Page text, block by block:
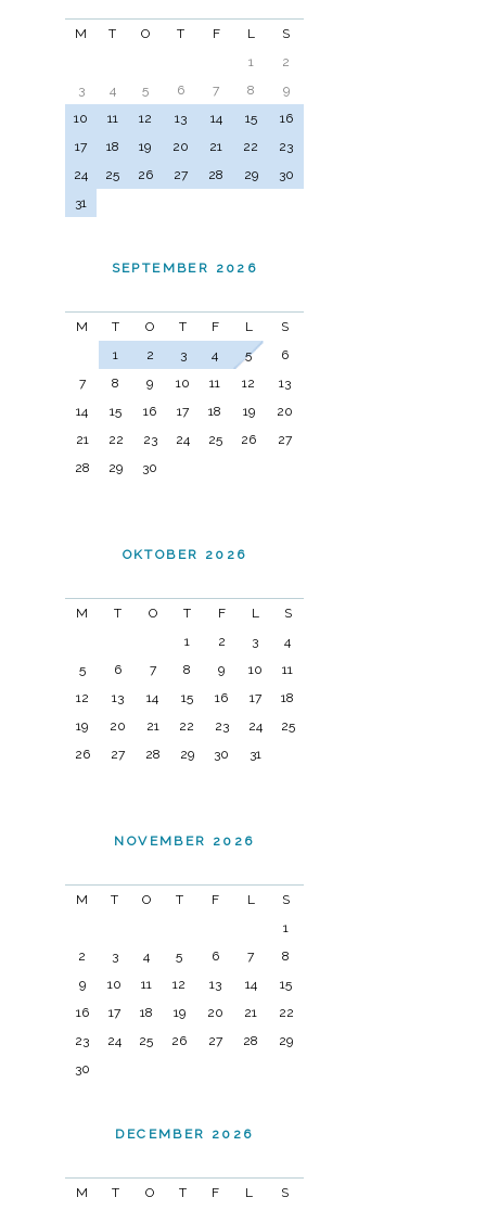
M T O T F L
S
1
2
3
4 5 6 7 8
9
10
11 12 13 14 15
16
17
18 19 20 21 22
23
24
25 26 27 28 29
30
31
SEPTEMBER 2026
M T O T F L
S
1
2 3 4 5
6
7
8 9 10 11 12
13
14
15 16 17 18 19
20
21
22 23 24 25 26
27
28
29 30
OKTOBER 2026
M T O T F L
S
1
2 3
4
5
6 7 8 9 10
11
12
13 14 15 16 17
18
19
20 21 22 23 24
25
26
27 28 29 30 31
NOVEMBER 2026
M T O T F L
S
1
2
3 4 5 6 7
8
9
10 11 12 13 14
15
16
17 18 19 20 21
22
23
24 25 26 27 28
29
30
DECEMBER 2026
M T O T F L
S